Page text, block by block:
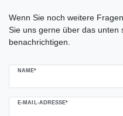
Wenn Sie noch weitere
Sie uns gerne über das unten
benachrichtigen.
NAME*
E-MAIL-ADRESSE*